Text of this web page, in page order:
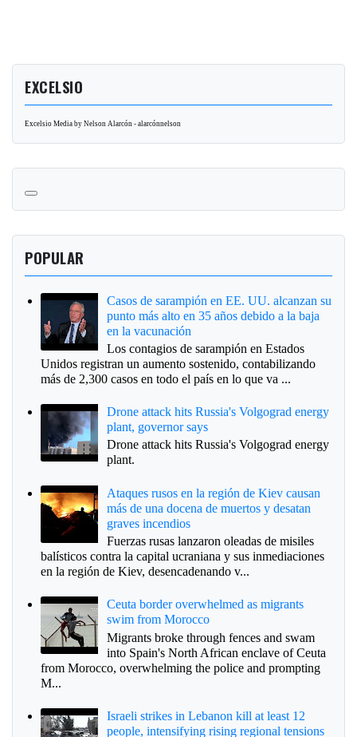
EXCELSIO
Excelsio Media by Nelson Alarcón - alarcónnelson
POPULAR
Casos de sarampión en EE. UU. alcanzan su
punto más alto en 35 años debido a la baja
en la vacunación
Los contagios de sarampión en Estados
Unidos registran un aumento sostenido, contabilizando
más de 2,300 casos en todo el país en lo que va ...
Drone attack hits Russia's Volgograd energy
plant, governor says
Drone attack hits Russia's Volgograd energy
plant.
Ataques rusos en la región de Kiev causan
más de una docena de muertos y desatan
graves incendios
Fuerzas rusas lanzaron oleadas de misiles
balísticos contra la capital ucraniana y sus inmediaciones
en la región de Kiev, desencadenando v...
Ceuta border overwhelmed as migrants
swim from Morocco
Migrants broke through fences and swam
into Spain's North African enclave of Ceuta
from Morocco, overwhelming the police and prompting
M...
Israeli strikes in Lebanon kill at least 12
people, intensifying rising regional tensions